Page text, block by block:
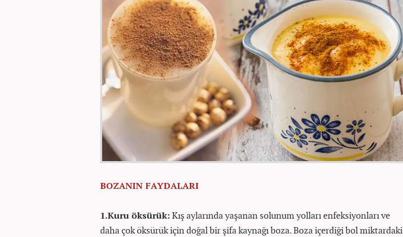
BOZANIN FAYDALARI
1.Kuru öksürük: Kış aylarında yaşanan solunum yolları enfeksiyonları ve
daha çok öksürük için doğal bir şifa kaynağı boza. Boza içerdiği bol miktardaki